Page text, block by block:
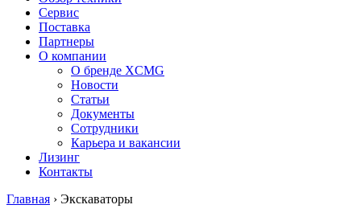
Сервис
Поставка
Партнеры
О компании
О бренде XCMG
Новости
Статьи
Документы
Сотрудники
Карьера и вакансии
Лизинг
Контакты
Главная › Экскаваторы